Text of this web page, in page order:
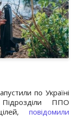
по Україні
ППО
повідомили